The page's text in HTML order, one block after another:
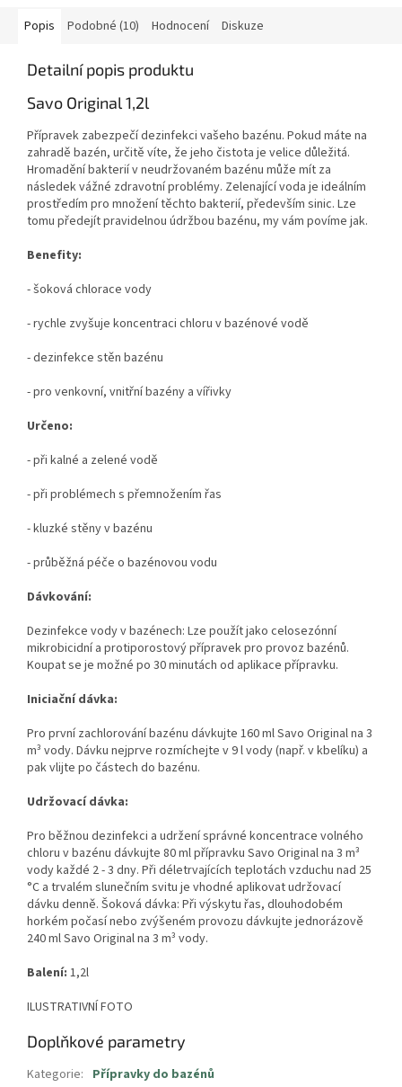
Popis Podobné (10) Hodnocení Diskuze
Detailní popis produktu
Savo Original 1,2l
Přípravek zabezpečí dezinfekci vašeho bazénu. Pokud máte na
zahradě bazén, určitě víte, že jeho čistota je velice důležitá.
Hromadění bakterií v neudržovaném bazénu může mít za
následek vážné zdravotní problémy. Zelenající voda je ideálním
prostředím pro množení těchto bakterií, především sinic. Lze
tomu předejít pravidelnou údržbou bazénu, my vám povíme jak.
Benefity:
- šoková chlorace vody
- rychle zvyšuje koncentraci chloru v bazénové vodě
- dezinfekce stěn bazénu
- pro venkovní, vnitřní bazény a vířivky
Určeno:
- při kalné a zelené vodě
- při problémech s přemnožením řas
- kluzké stěny v bazénu
- průběžná péče o bazénovou vodu
Dávkování:
Dezinfekce vody v bazénech: Lze použít jako celosezónní
mikrobicidní a protiporostový přípravek pro provoz bazénů.
Koupat se je možné po 30 minutách od aplikace přípravku.
Iniciační dávka:
Pro první zachlorování bazénu dávkujte 160 ml Savo Original na 3
m³ vody. Dávku nejprve rozmíchejte v 9 l vody (např. v kbelíku) a
pak vlijte po částech do bazénu.
Udržovací dávka:
Pro běžnou dezinfekci a udržení správné koncentrace volného
chloru v bazénu dávkujte 80 ml přípravku Savo Original na 3 m³
vody každé 2 - 3 dny. Při déletrvajících teplotách vzduchu nad 25
°C a trvalém slunečním svitu je vhodné aplikovat udržovací
dávku denně. Šoková dávka: Při výskytu řas, dlouhodobém
horkém počasí nebo zvýšeném provozu dávkujte jednorázově
240 ml Savo Original na 3 m³ vody.
Balení: 1,2l
ILUSTRATIVNÍ FOTO
Doplňkové parametry
Kategorie: Přípravky do bazénů